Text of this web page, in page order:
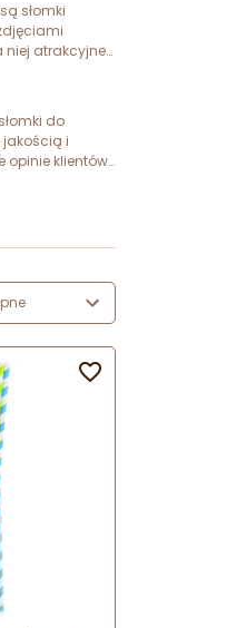
słomki
niej atrakcyjne
do
jakością i
opinie klientów.
